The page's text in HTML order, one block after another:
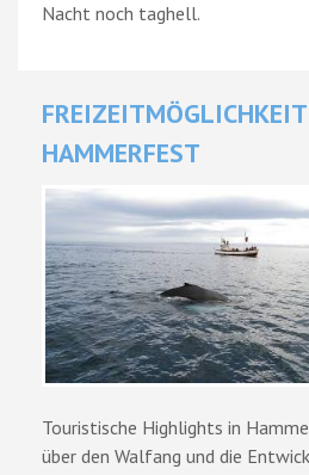
Nacht noch taghell.
HAMMERFEST
Touristische Highlights in
über den Walfang und die